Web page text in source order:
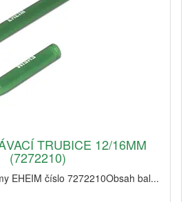
TRUBICE 12/16MM
(7272210)
EHEIM číslo 7272210Obsah bal...